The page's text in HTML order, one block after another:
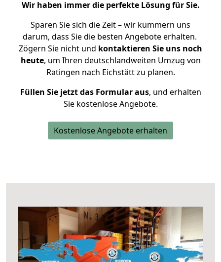
Wir haben immer die perfekte Lösung für Sie.
Sparen Sie sich die Zeit – wir kümmern uns
darum, dass Sie die besten Angebote erhalten.
Zögern Sie nicht und kontaktieren Sie uns noch
heute, um Ihren deutschlandweiten Umzug von
Ratingen nach Eichstätt zu planen.
Füllen Sie jetzt das Formular aus, und erhalten
Sie kostenlose Angebote.
Kostenlose Angebote erhalten